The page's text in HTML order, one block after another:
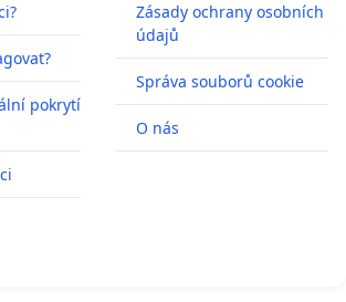
pokrytí
Zásady ochrany osobních
údajů
Správa souborů cookie
O nás